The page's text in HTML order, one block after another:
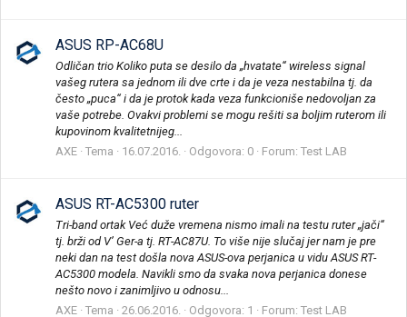
ASUS RP-AC68U
Odličan trio Koliko puta se desilo da „hvatate“ wireless signal
vašeg rutera sa jednom ili dve crte i da je veza nestabilna tj. da
često „puca“ i da je protok kada veza funkcioniše nedovoljan za
vaše potrebe. Ovakvi problemi se mogu rešiti sa boljim ruterom ili
kupovinom kvalitetnijeg...
AXE Tema 16.07.2016. Odgovora: 0 Forum: Test LAB
ASUS RT-AC5300 ruter
Tri-band ortak Već duže vremena nismo imali na testu ruter „jači“
tj. brži od V’ Ger-a tj. RT-AC87U. To više nije slučaj jer nam je pre
neki dan na test došla nova ASUS-ova perjanica u vidu ASUS RT-
AC5300 modela. Navikli smo da svaka nova perjanica donese
nešto novo i zanimljivo u odnosu...
AXE Tema 26.06.2016. Odgovora: 1 Forum: Test LAB